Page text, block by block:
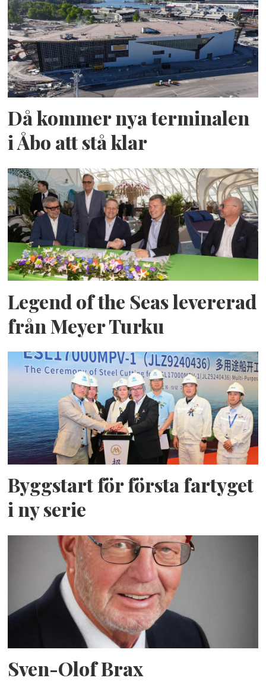
Då kommer nya terminalen
i Åbo att stå klar
Legend of the Seas levererad
från Meyer Turku
Byggstart för första fartyget
i ny serie
Sven-Olof Brax